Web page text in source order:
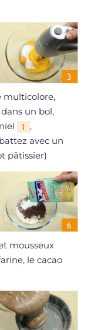
multicolore,
un bol,
1
,
avec un
pâtissier)
mousseux
le cacao